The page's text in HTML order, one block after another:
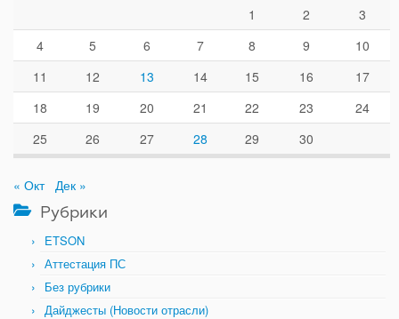
1
2
3
4
5 6 7 8 9
10
11
12 13 14 15 16
17
18
19 20 21 22 23
24
25
26 27 28 29 30
« Окт Дек »
Рубрики
ETSON
Аттестация ПС
Без рубрики
Дайджесты (Новости отрасли)